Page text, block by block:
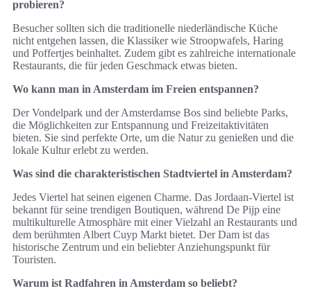
probieren?
Besucher sollten sich die traditionelle niederländische Küche
nicht entgehen lassen, die Klassiker wie Stroopwafels, Haring
und Poffertjes beinhaltet. Zudem gibt es zahlreiche internationale
Restaurants, die für jeden Geschmack etwas bieten.
Wo kann man in Amsterdam im Freien entspannen?
Der Vondelpark und der Amsterdamse Bos sind beliebte Parks,
die Möglichkeiten zur Entspannung und Freizeitaktivitäten
bieten. Sie sind perfekte Orte, um die Natur zu genießen und die
lokale Kultur erlebt zu werden.
Was sind die charakteristischen Stadtviertel in Amsterdam?
Jedes Viertel hat seinen eigenen Charme. Das Jordaan-Viertel ist
bekannt für seine trendigen Boutiquen, während De Pijp eine
multikulturelle Atmosphäre mit einer Vielzahl an Restaurants und
dem berühmten Albert Cuyp Markt bietet. Der Dam ist das
historische Zentrum und ein beliebter Anziehungspunkt für
Touristen.
Warum ist Radfahren in Amsterdam so beliebt?